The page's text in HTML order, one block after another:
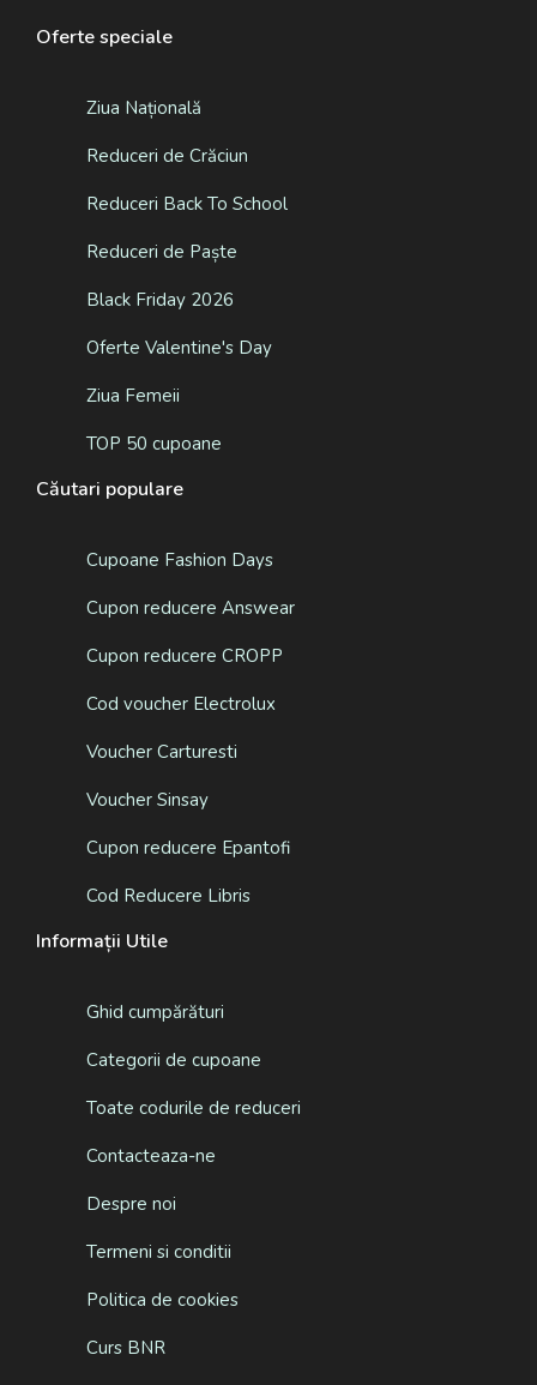
Oferte speciale
Ziua Națională
Reduceri de Crăciun
Reduceri Back To School
Reduceri de Paște
Black Friday 2026
Oferte Valentine's Day
Ziua Femeii
TOP 50 cupoane
Căutari populare
Cupoane Fashion Days
Cupon reducere Answear
Cupon reducere CROPP
Cod voucher Electrolux
Voucher Carturesti
Voucher Sinsay
Cupon reducere Epantofi
Cod Reducere Libris
Informații Utile
Ghid cumpărături
Categorii de cupoane
Toate codurile de reduceri
Contacteaza-ne
Despre noi
Termeni si conditii
Politica de cookies
Curs BNR